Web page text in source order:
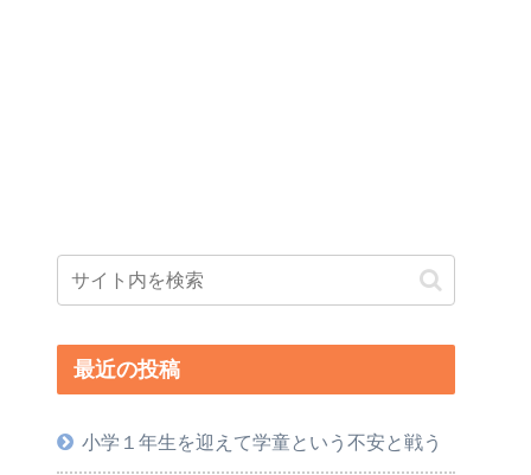
最近の投稿
小学１年生を迎えて学童という不安と戦う